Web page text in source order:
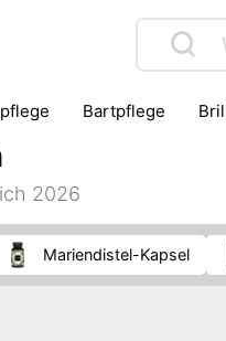
Bartpflege
2026
Mariendistel-Kapsel